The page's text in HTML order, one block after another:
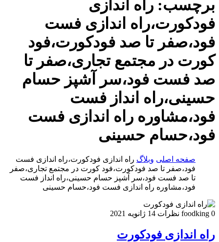
برچسب: راه اندازی
فودکورت،راه اندازی فست
فود،صفر تا صد فودکورت،فود
کورت در مجتمع تجاری،صفر تا
صد فست فود،سر آشپز حسام
حسینی،راه انداز فست
فود،مشاوره راه اندازی فست
فود،حسام حسینی
صفحه اصلی وبلاگ راه اندازی فودکورت،راه اندازی فست
فود،صفر تا صد فودکورت،فود کورت در مجتمع تجاری،صفر
تا صد فست فود،سر آشپز حسام حسینی،راه انداز فست
فود،مشاوره راه اندازی فست فود،حسام حسینی
foodking 0 نظرات 14 ژانویه 2021
راه اندازی فودکورت